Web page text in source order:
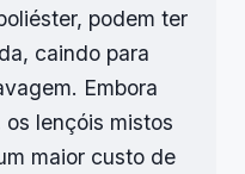
podem ter
caindo para
Embora
lençóis mistos
maior custo de